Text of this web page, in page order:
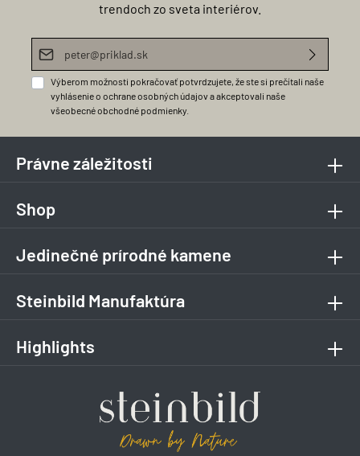
trendoch zo sveta interiérov.
E-mailová adresa*
Výberom možnosti pokračovať potvrdzujete, že ste si prečítali naše
vyhlásenie o ochrane osobných údajova akceptovali naše
všeobecné obchodné podmienky
Právne záležitosti
Shop
Jedinečné prírodné kamene
Steinbild Manufaktúra
Highlights